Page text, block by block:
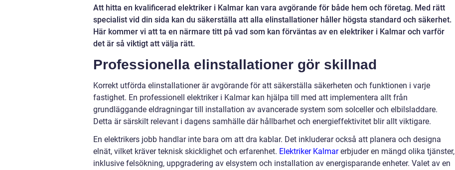
Att hitta en kvalificerad elektriker i Kalmar kan vara avgörande för både hem och företag. Med rätt
specialist vid din sida kan du säkerställa att alla elinstallationer håller högsta standard och säkerhet.
Här kommer vi att ta en närmare titt på vad som kan förväntas av en elektriker i Kalmar och varför
det är så viktigt att välja rätt.
Professionella elinstallationer gör skillnad
Korrekt utförda elinstallationer är avgörande för att säkerställa säkerheten och funktionen i varje
fastighet. En professionell elektriker i Kalmar kan hjälpa till med att implementera allt från
grundläggande eldragningar till installation av avancerade system som solceller och elbilsladdare.
Detta är särskilt relevant i dagens samhälle där hållbarhet och energieffektivitet blir allt viktigare.
En elektrikers jobb handlar inte bara om att dra kablar. Det inkluderar också att planera och designa
elnät, vilket kräver teknisk skicklighet och erfarenhet. Elektriker Kalmarerbjuder en mängd olika tjänster,
inklusive felsökning, uppgradering av elsystem och installation av energisparande enheter. Valet av en